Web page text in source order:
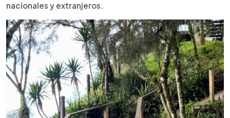
nacionales y extranjeros.